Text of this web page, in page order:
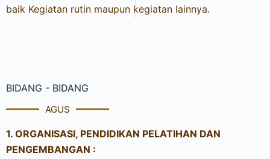
baik Kegiatan rutin maupun kegiatan lainnya.
BIDANG - BIDANG
AGUS
1. ORGANISASI, PENDIDIKAN PELATIHAN DAN
PENGEMBANGAN :